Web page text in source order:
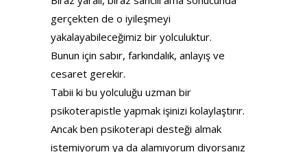
gerçekten de o iyileşmeyi
yakalayabileceğimiz bir yolculuktur.
Bunun için sabır, farkındalık, anlayış ve
cesaret gerekir.
Tabii ki bu yolculuğu uzman bir
psikoterapistle yapmak işinizi kolaylaştırır.
Ancak ben psikoterapi desteği almak
istemiyorum ya da alamıyorum diyorsanız